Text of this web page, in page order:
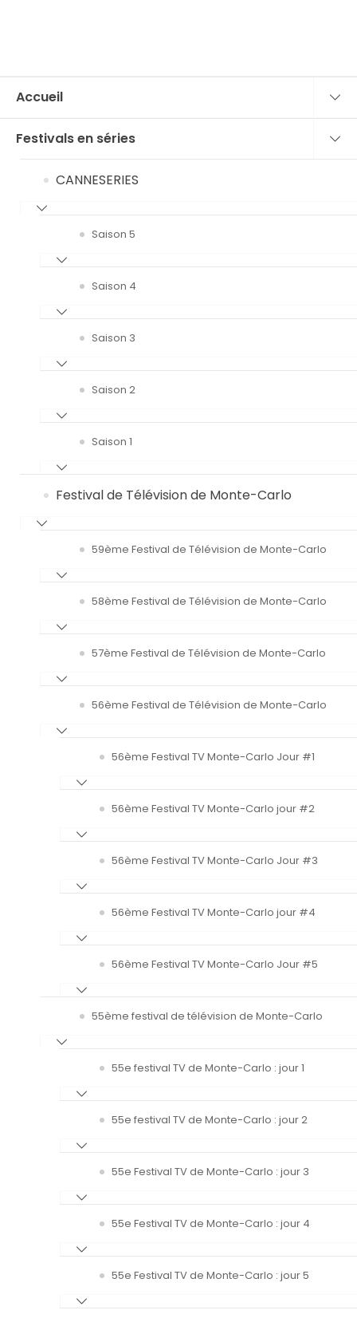
Accueil
Festivals en séries
CANNESERIES
Saison 5
Saison 4
Saison 3
Saison 2
Saison 1
Festival de Télévision de Monte-Carlo
59ème Festival de Télévision de Monte-Carlo
58ème Festival de Télévision de Monte-Carlo
57ème Festival de Télévision de Monte-Carlo
56ème Festival de Télévision de Monte-Carlo
56ème Festival TV Monte-Carlo Jour #1
56ème Festival TV Monte-Carlo jour #2
56ème Festival TV Monte-Carlo Jour #3
56ème Festival TV Monte-Carlo jour #4
56ème Festival TV Monte-Carlo Jour #5
55ème festival de télévision de Monte-Carlo
55e festival TV de Monte-Carlo : jour 1
55e festival TV de Monte-Carlo : jour 2
55e Festival TV de Monte-Carlo : jour 3
55e Festival TV de Monte-Carlo : jour 4
55e Festival TV de Monte-Carlo : jour 5